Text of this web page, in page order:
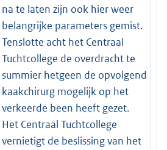
na te laten zijn ook hier weer
belangrijke parameters gemist.
Tenslotte acht het Centraal
Tuchtcollege de overdracht te
summier hetgeen de opvolgend
kaakchirurg mogelijk op het
verkeerde been heeft gezet.
Het Centraal Tuchtcollege
vernietigt de beslissing van het